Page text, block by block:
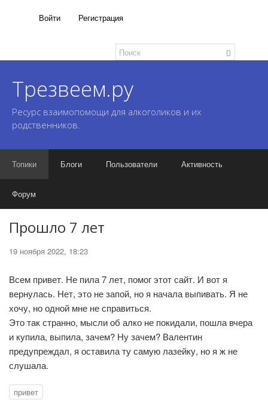
Войти Регистрация
Трезвеем.ру
Ресурс взаимопомощи для алкоголиков и их
родственников.
Топики Блоги Пользователи Активность
Форум
Прошло 7 лет
19 ноября 2022, 18:23
Всем привет. Не пила 7 лет, помог этот сайт. И вот я
вернулась. Нет, это не запой, но я начала выпивать. Я не
хочу, но одной мне не справиться.
Это так странно, мысли об алко не покидали, пошла вчера
и купила, выпила, зачем? Ну зачем? Валентин
предупреждал, я оставила ту самую лазейку, но я ж не
слушала.
привет